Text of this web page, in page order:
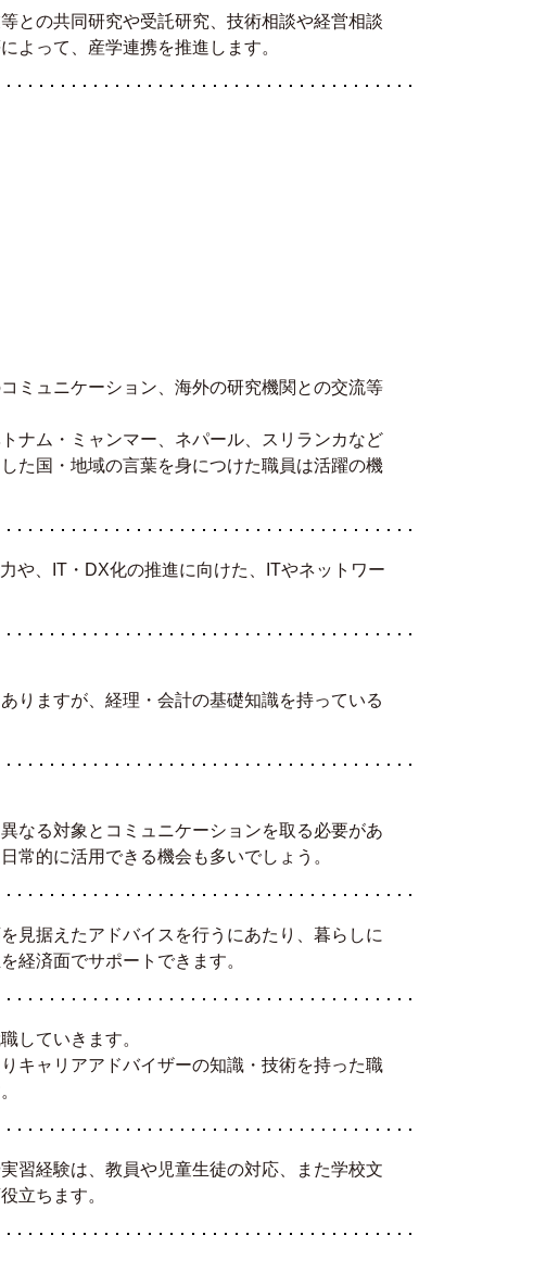
との共同研究や受託研究、技術相談や経営相談
よって、産学連携を推進します。
ミュニケーション、海外の研究機関との交流等
ナム・ミャンマー、ネパール、スリランカなど
た国・地域の言葉を身につけた職員は活躍の機
や、IT・DX化の推進に向けた、ITやネットワー
りますが、経理・会計の基礎知識を持っている
なる対象とコミュニケーションを取る必要があ
常的に活用できる機会も多いでしょう。
見据えたアドバイスを行うにあたり、暮らしに
経済面でサポートできます。
していきます。
キャリアアドバイザーの知識・技術を持った職
習経験は、教員や児童生徒の対応、また学校文
立ちます。